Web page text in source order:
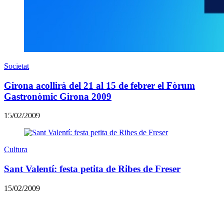
Societat
Girona acollirà del 21 al 15 de febrer el Fòrum
Gastronòmic Girona 2009
15/02/2009
Cultura
Sant Valentí: festa petita de Ribes de Freser
15/02/2009